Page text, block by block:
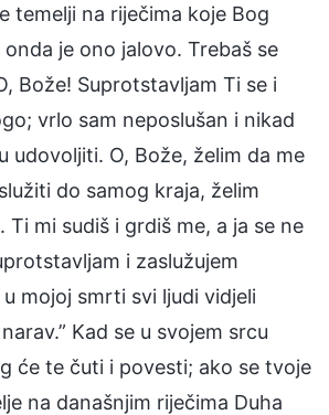
temelji na riječima koje Bog
je ono jalovo. Trebaš se
Bože! Suprotstavljam Ti se i
vrlo sam neposlušan i nikad
udovoljiti. O, Bože, želim da me
do samog kraja, želim
Ti mi sudiš i grdiš me, a ja se ne
i zaslužujem
mojoj smrti svi ljudi vidjeli
Kad se u svojem srcu
će te čuti i povesti; ako se tvoje
na današnjim riječima Duha